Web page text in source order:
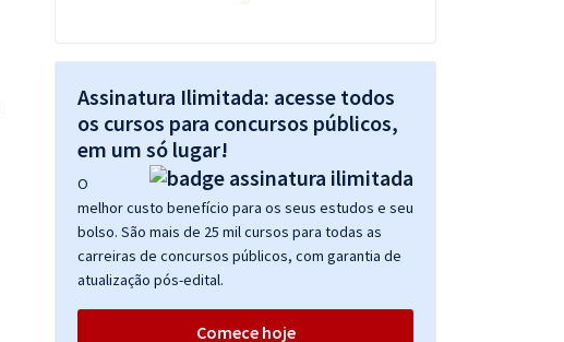
Assinatura Ilimitada: acesse todos
os cursos para concursos públicos,
em um só lugar!
O
melhor custo benefício para os seus estudos e seu
bolso. São mais de 25 mil cursos para todas as
carreiras de concursos públicos, com garantia de
atualização pós-edital.
Comece hoje